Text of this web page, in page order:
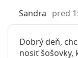
Sandra pred
Dobrý deň,
nosiť šošovky,